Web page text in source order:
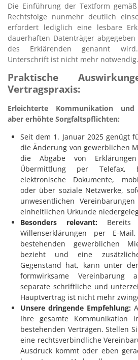
Die Einführung der Textform
Rechtsfolge nunmehr deutlich
erfordert lediglich eine lesbare
dauerhaften Datenträger
des Erklärenden genannt
Unterschrift ist nicht mehr notwendig.
Praktische
Vertragspraxis:
Erleichterte Kommunikation und
aber erhöhte Sorgfaltspflichten:
Seit dem 1. Januar 2025 genügt
die Änderung von gewerblichen
die Abgabe von
Übermittlung per Telefax,
elektronische Dokumente,
oder über soziale Netzwerke,
unwesentlichen
einheitlichen Urkunde
Besonders relevant: Bereits
Willenserklärungen per E-
bestehenden gewerblichen
bezieht und eine
Gegenstand hat, kann unter
formwirksame Vereinbarung
separate schriftliche und
Hauptvertrag ist nicht mehr
Unsere dringende Empfehlung:
Ihre gesamte Kommunikation
bestehenden Verträgen. Stellen
eine rechtsverbindliche
Ausdruck kommt oder eben